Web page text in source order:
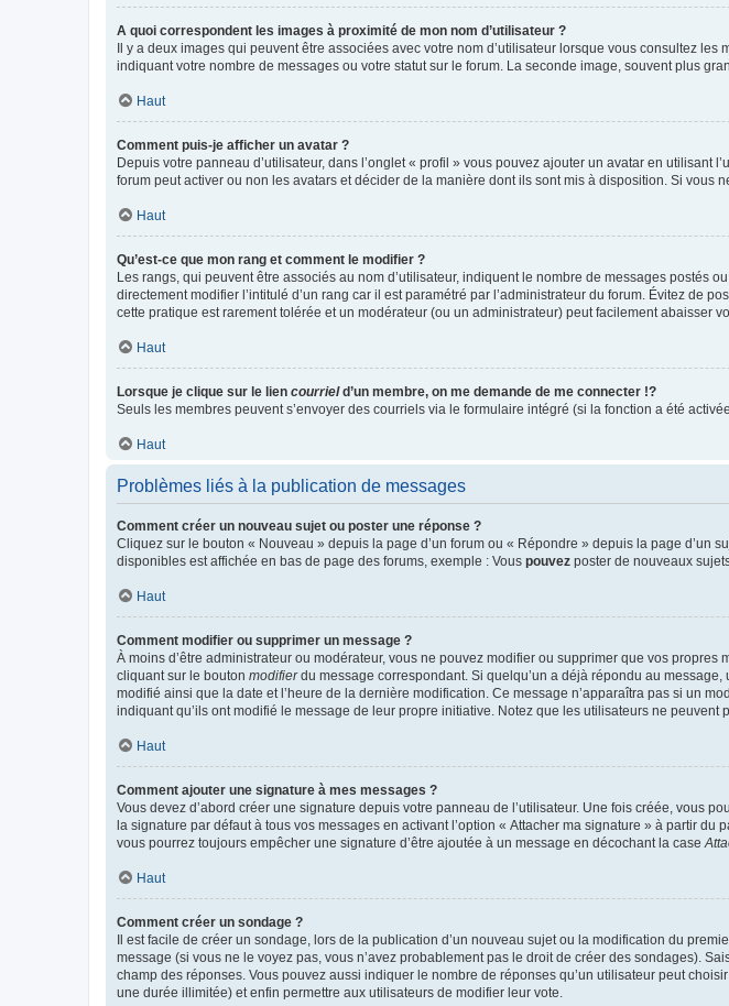
A quoi correspondent les images à proximité de mon nom d’utilisateur ?
Il y a deux images qui peuvent être associées avec votre nom d’utilisateur lorsque vous consultez
indiquant votre nombre de messages ou votre statut sur le forum. La seconde image, souvent plus
Haut
Comment puis-je afficher un avatar ?
Depuis votre panneau d’utilisateur, dans l’onglet « profil » vous pouvez ajouter un avatar en utilisant
forum peut activer ou non les avatars et décider de la manière dont ils sont mis à disposition. Si vous
Haut
Qu’est-ce que mon rang et comment le modifier ?
Les rangs, qui peuvent être associés au nom d’utilisateur, indiquent le nombre de messages postés
directement modifier l’intitulé d’un rang car il est paramétré par l’administrateur du forum. Évitez de
cette pratique est rarement tolérée et un modérateur (ou un administrateur) peut facilement abaisser
Haut
Lorsque je clique sur le lien courrield’un membre, on me demande de me connecter !?
Seuls les membres peuvent s’envoyer des courriels via le formulaire intégré (si la fonction a été
Haut
Problèmes liés à la publication de messages
Comment créer un nouveau sujet ou poster une réponse ?
Cliquez sur le bouton « Nouveau » depuis la page d’un forum ou « Répondre » depuis la page d’un
disponibles est affichée en bas de page des forums, exemple : Vous pouvez poster de nouveaux
Haut
Comment modifier ou supprimer un message ?
À moins d’être administrateur ou modérateur, vous ne pouvez modifier ou supprimer que vos
cliquant sur le bouton modifierdu message correspondant. Si quelqu’un a déjà répondu au message,
modifié ainsi que la date et l’heure de la dernière modification. Ce message n’apparaîtra pas si un
indiquant qu’ils ont modifié le message de leur propre initiative. Notez que les utilisateurs ne peuvent
Haut
Comment ajouter une signature à mes messages ?
Vous devez d’abord créer une signature depuis votre panneau de l’utilisateur. Une fois créée, vous
la signature par défaut à tous vos messages en activant l’option « Attacher ma signature » à partir du
vous pourrez toujours empêcher une signature d’être ajoutée à un message en décochant la case
Haut
Comment créer un sondage ?
Il est facile de créer un sondage, lors de la publication d’un nouveau sujet ou la modification du
message (si vous ne le voyez pas, vous n’avez probablement pas le droit de créer des sondages).
champ des réponses. Vous pouvez aussi indiquer le nombre de réponses qu’un utilisateur peut
une durée illimitée) et enfin permettre aux utilisateurs de modifier leur vote.